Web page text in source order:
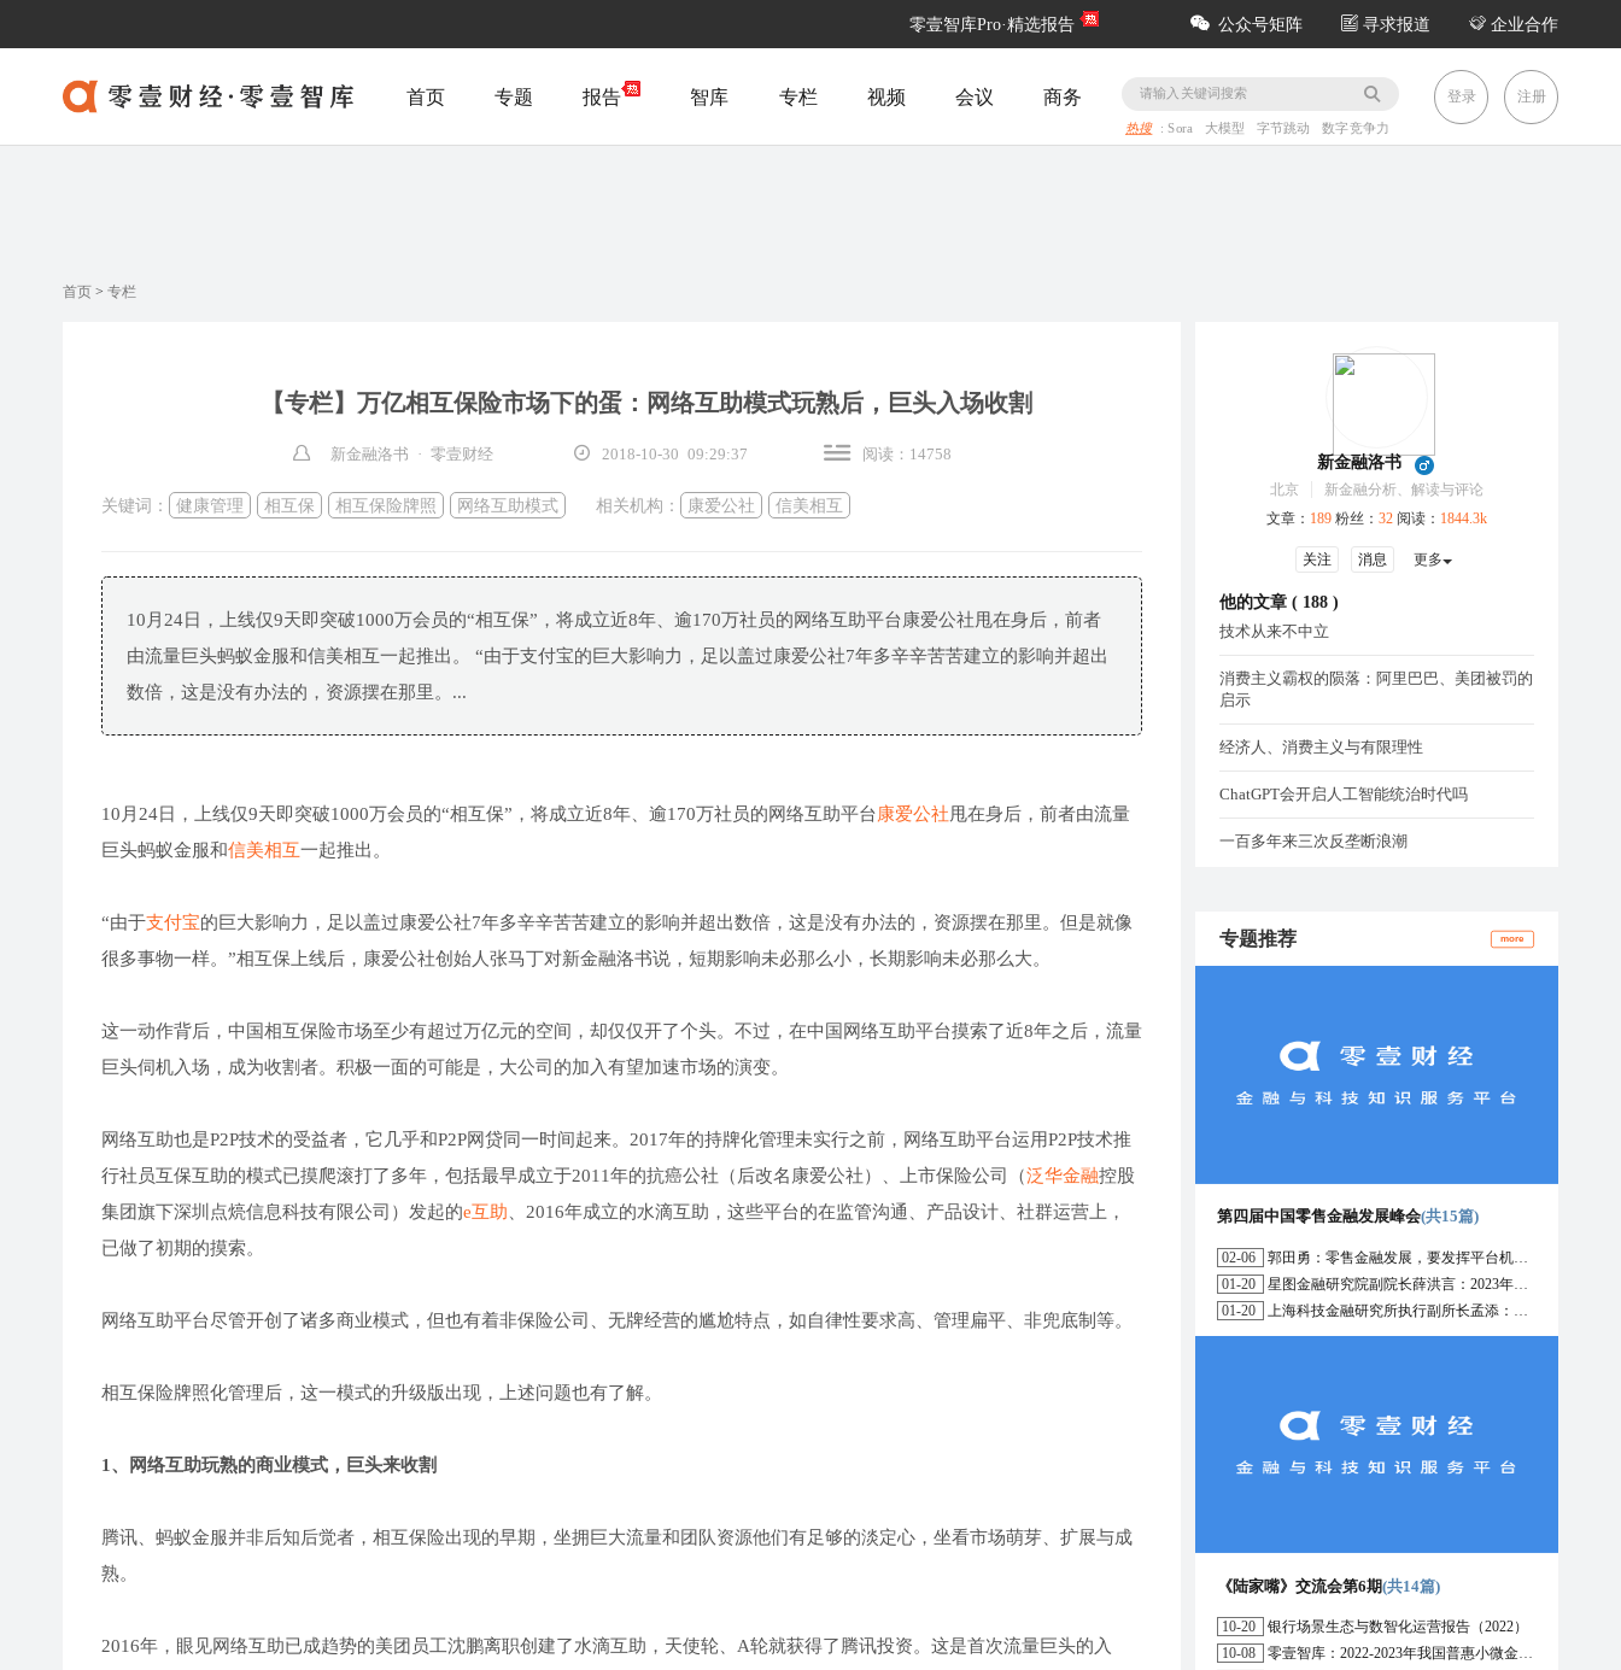
零壹智库Pro·精选报告 公众号矩阵 寻求报道 企业合作
首页 专题 报告 智库 专栏 视频 会议 商务
热搜 :Sora 大模型 字节跳动 数字竞争力
登录 注册
首页 > 专栏
【专栏】万亿相互保险市场下的蛋：网络互助模式玩熟后，巨头入场收割
新金融洛书 · 零壹财经 2018-10-30 09:29:37 阅读：14758
关键词： 健康管理 相互保 相互保险牌照 网络互助模式 相关机构： 康爱公社 信美相互
10月24日，上线仅9天即突破1000万会员的“相互保”，将成立近8年、逾170万社员的网络互助平台康爱公社甩在身后，前者
由流量巨头蚂蚁金服和信美相互一起推出。 “由于支付宝的巨大影响力，足以盖过康爱公社7年多辛辛苦苦建立的影响并超出
数倍，这是没有办法的，资源摆在那里。...
10月24日，上线仅9天即突破1000万会员的“相互保”，将成立近8年、逾170万社员的网络互助平台康爱公社甩在身后，前者由流量
巨头蚂蚁金服和信美相互一起推出。
“由于支付宝的巨大影响力，足以盖过康爱公社7年多辛辛苦苦建立的影响并超出数倍，这是没有办法的，资源摆在那里。但是就像
很多事物一样。”相互保上线后，康爱公社创始人张马丁对新金融洛书说，短期影响未必那么小，长期影响未必那么大。
这一动作背后，中国相互保险市场至少有超过万亿元的空间，却仅仅开了个头。不过，在中国网络互助平台摸索了近8年之后，流量
巨头伺机入场，成为收割者。积极一面的可能是，大公司的加入有望加速市场的演变。
网络互助也是P2P技术的受益者，它几乎和P2P网贷同一时间起来。2017年的持牌化管理未实行之前，网络互助平台运用P2P技术推
行社员互保互助的模式已摸爬滚打了多年，包括最早成立于2011年的抗癌公社（后改名康爱公社）、上市保险公司（泛华金融控股
集团旗下深圳点煷信息科技有限公司）发起的e互助 、2016年成立的水滴互助，这些平台的在监管沟通、产品设计、社群运营上，
已做了初期的摸索。
网络互助平台尽管开创了诸多商业模式，但也有着非保险公司、无牌经营的尴尬特点，如自律性要求高、管理扁平、非兜底制等。
相互保险牌照化管理后，这一模式的升级版出现，上述问题也有了解。
1、网络互助玩熟的商业模式，巨头来收割
腾讯、蚂蚁金服并非后知后觉者，相互保险出现的早期，坐拥巨大流量和团队资源他们有足够的淡定心，坐看市场萌芽、扩展与成
熟。
2016年，眼见网络互助已成趋势的美团员工沈鹏离职创建了水滴互助，天使轮、A轮就获得了腾讯投资。这是首次流量巨头的入
新金融洛书
北京
新金融分析、解读与评论
文章： 189 粉丝： 32 阅读： 1844.3k
关注 消息 更多
他的文章 ( 188 )
技术从来不中立
消费主义霸权的陨落：阿里巴巴、美团被罚的
启示
经济人、消费主义与有限理性
ChatGPT会开启人工智能统治时代吗
一百多年来三次反垄断浪潮
专题推荐 more
第四届中国零售金融发展峰会(共15篇)
02-06
郭田勇：零售金融发展，要发挥平台机构的作用
01-20
星图金融研究院副院长薛洪言：2023年消费信贷或迎来新起点
01-20
上海科技金融研究所执行副所长孟添：开放银行与嵌入式金融为数字普惠金融带来更大发展空间
《陆家嘴》交流会第6期(共14篇)
10-20
银行场景生态与数智化运营报告（2022）
10-08
零壹智库：2022-2023年我国普惠小微金融十大趋势展望